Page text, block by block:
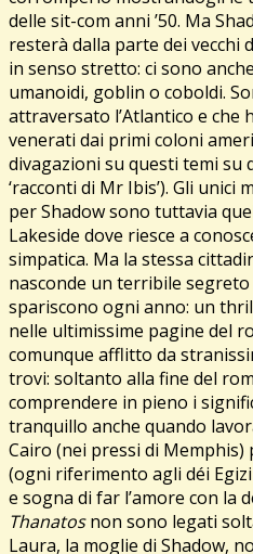
delle sit-com anni ’50. Ma
resterà dalla parte dei vecchi
in senso stretto: ci sono
umanoidi, goblin o coboldi.
attraversato l’Atlantico e che
venerati dai primi coloni
divagazioni su questi temi su
‘racconti di Mr Ibis’). Gli
per Shadow sono tuttavia
Lakeside dove riesce a
simpatica. Ma la stessa
nasconde un terribile
spariscono ogni anno: un
nelle ultimissime pagine del
comunque afflitto da
trovi: soltanto alla fine del
comprendere in pieno i
tranquillo anche quando
Cairo (nei pressi di Memphis)
(ogni riferimento agli déi
e sogna di far l’amore con la
Thanatosnon sono legati
Laura, la moglie di Shadow,